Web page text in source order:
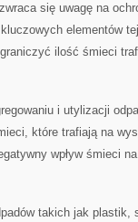
się uwagę na
elementów
ilość śmieci
i utylizacji‌
które trafiają na
wpływ śmieci⁤
takich jak plastik,